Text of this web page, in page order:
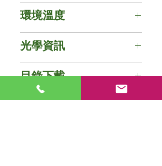
電壓 : 120V / 220V / 277V AC
瓦數 : 120W / 150W
安培數 : 【120W】
0.43A~1.00A / 【150W】
0.54A~1.25A
功率因數 : cos≧0.9
頻率 : 50Hz / 60Hz
(低於測試值的瓦數與電壓，可依
需求提供。)
環境溫度
【120W】
+65°C ~ +100°C (+149°F ~ +212°F)
【150W】
+65°C ~ +85°C (+149°F ~ +185°F)
★ 經過UL實驗室測試 ★
光學資訊
色溫 : 3000K (黃光)
演色性 : ≧80
每瓦流明(±10%) : 93 lm/w
光束角 : X-110° / Y-110°
目錄下載
100°C耐高溫-下載